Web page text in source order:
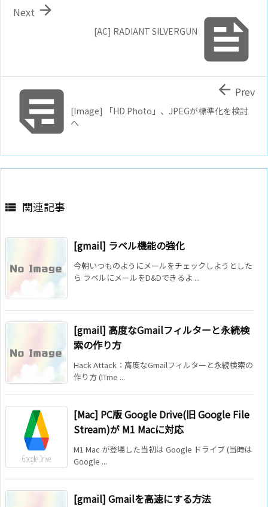

[AC] RADIANT SILVERGUN

Next
[Image] 「HD Photo」、JPEGが標準化を検討
へ
 Prev
 関連記事
[gmail] ラベル機能の強化
今朝いつものようにメールをチェックしようとした
ら ラベルにメールをD&Dできるよ ...
[gmail] 高度なGmailフィルターと永続検
索の作り方
Hack Attack：高度なGmailフィルターと永続検索の
作り方 (ITme ...
[Mac] PC版 Google Drive(旧 Google File
Stream)が M1 Macに対応
M1 Mac が登場した当初は Google ドライブ (当時は
Google ...
[gmail] Gmailを高速にする方法